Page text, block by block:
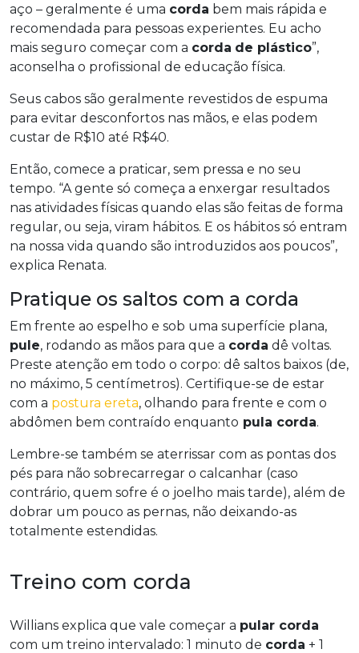
aço – geralmente é uma corda bem mais rápida e
recomendada para pessoas experientes. Eu acho
mais seguro começar com a corda de plástico”,
aconselha o profissional de educação física.
Seus cabos são geralmente revestidos de espuma
para evitar desconfortos nas mãos, e elas podem
custar de R$10 até R$40.
Então, comece a praticar, sem pressa e no seu
tempo. “A gente só começa a enxergar resultados
nas atividades físicas quando elas são feitas de forma
regular, ou seja, viram hábitos. E os hábitos só entram
na nossa vida quando são introduzidos aos poucos”,
explica Renata.
Pratique os saltos com a corda
Em frente ao espelho e sob uma superfície plana,
pule, rodando as mãos para que a corda dê voltas.
Preste atenção em todo o corpo: dê saltos baixos (de,
no máximo, 5 centímetros). Certifique-se de estar
com a postura ereta, olhando para frente e com o
abdômen bem contraído enquanto pula corda.
Lembre-se também se aterrissar com as pontas dos
pés para não sobrecarregar o calcanhar (caso
contrário, quem sofre é o joelho mais tarde), além de
dobrar um pouco as pernas, não deixando-as
totalmente estendidas.
Treino com corda
Willians explica que vale começar a pular corda
com um treino intervalado: 1 minuto de corda + 1